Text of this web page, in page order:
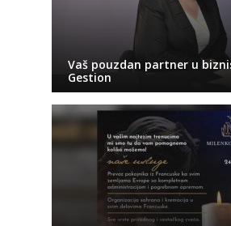
Vaš pouzdan partner u
Gestion